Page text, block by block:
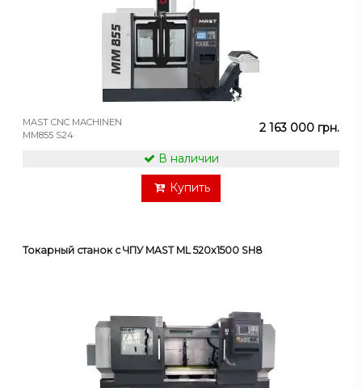
MAST CNC MACHINEN
MM855 S24
2 163 000 грн.
В наличии
Купить
Токарный станок с ЧПУ MAST ML 520x1500 SH8